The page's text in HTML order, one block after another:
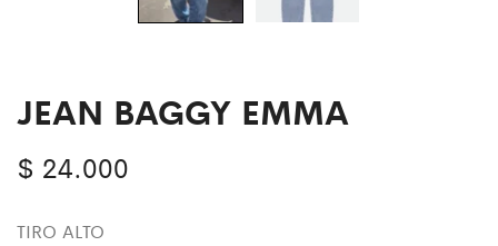
JEAN BAGGY EMMA
$ 24.000
TIRO ALTO